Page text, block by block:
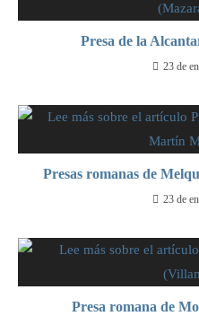
Presa de la
23 de
Presas romanas de
23 de
Presa romana de